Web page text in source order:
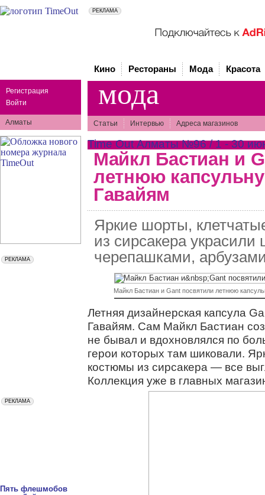
Регистрация
Войти
Алматы
Пять флешмобов
Кино Рестораны Мода Красота
мода
Статьи Интервью Адреса магазинов
Time Out Алматы №96 / 1 - 30
Майкл Бастиан и
летнюю
Гавайям
Яркие шорты,
из сирсакера
черепашками,
Майкл Бастиан и Gant посвятили летнюю
Летняя дизайнерская капсула
Гавайям. Сам Майкл Бастиан
не бывал и вдохновлялся по
герои которых там шиковали.
костюмы из сирсакера — все
Коллекция уже в главных